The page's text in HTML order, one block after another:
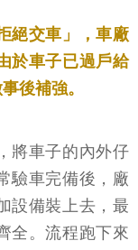
絕交車」，車廠
於車子已過戶給
後補強。
將車子的內外仔
驗車完備後，廠
設備裝上去，最
全。流程跑下來